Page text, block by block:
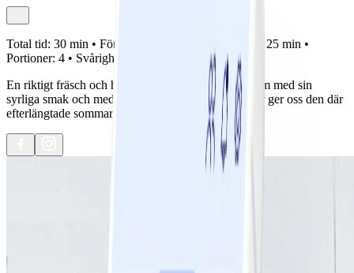
Total tid: 30 min • Förberedelse:
25 min •
Portioner: 4 • Svårighetsgrad:
En riktigt fräsch och härlig lax- och potatissallad som med sin
syrliga smak och med vackra, välsmakande kryddor ger oss den där
efterlängtade sommarkänslan!